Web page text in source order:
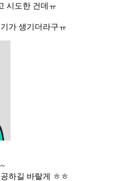
시도한 건데ㅠ
가 생기더라구ㅠ
하길 바랄게 ㅎㅎ